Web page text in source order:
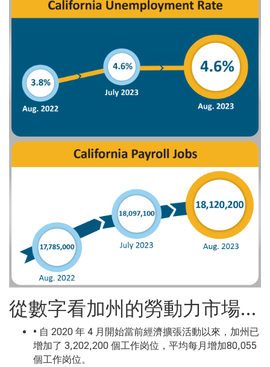
從數字看加州的勞動力市場…
• 自 2020 年 4 月開始當前經濟擴張活動以來，加州已
增加了 3,202,200 個工作岗位，平均每月增加80,055
個工作岗位。